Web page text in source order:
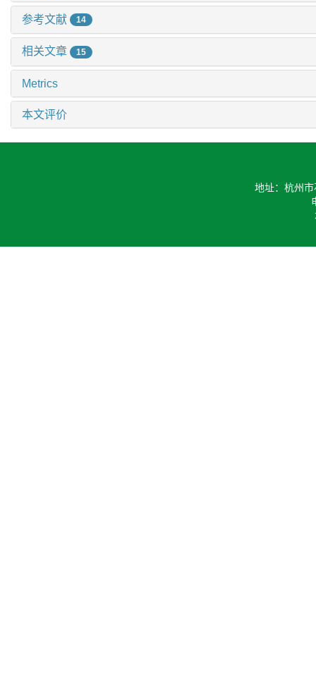
参考文献 14
相关文章 15
Metrics
本文评价
地址：杭州